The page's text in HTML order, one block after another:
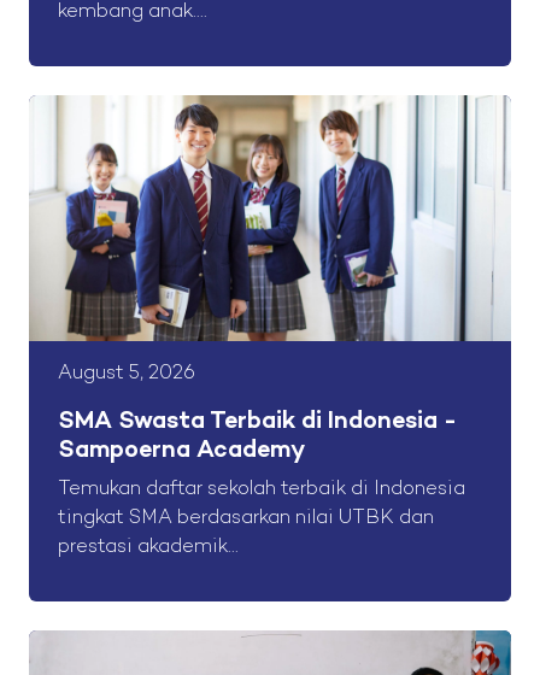
kembang anak....
August 5, 2026
SMA Swasta Terbaik di Indonesia -
Sampoerna Academy
Temukan daftar sekolah terbaik di Indonesia
tingkat SMA berdasarkan nilai UTBK dan
prestasi akademik...